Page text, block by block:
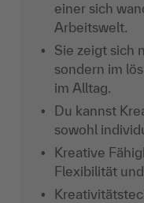
einer sich
Arbeitswelt.
Sie zeigt sich
sondern im
im Alltag.
Du kannst
sowohl
Kreative
Flexibilität